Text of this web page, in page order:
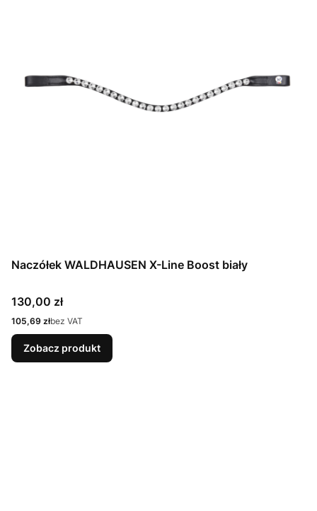
Naczółek WALDHAUSEN X-Line Boost biały
Cena
130,00 zł
Cena
105,69 złbez VAT
Zobacz produkt